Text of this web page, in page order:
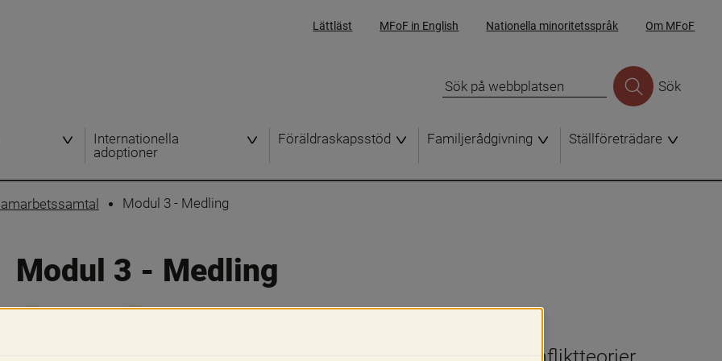
Lättläst MFoF in English Nationella minoritetsspråk Om MFoF
Sök
Internationella
adoptioner
Föräldraskapsstöd Familjerådgivning Ställföreträdare
Modul 3 - Medling
Modul 3 - Medling